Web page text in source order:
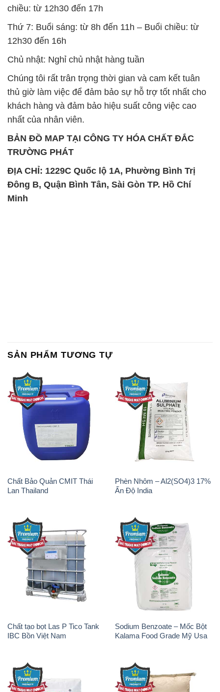
chiều: từ 12h30 đến 17h
Thứ 7: Buổi sáng: từ 8h đến 11h – Buổi chiều: từ
12h30 đến 16h
Chủ nhật: Nghỉ chủ nhật hàng tuần
Chúng tôi rất trân trọng thời gian và cam kết tuân
thủ giờ làm việc để đảm bảo sự hỗ trợ tốt nhất cho
khách hàng và đảm bảo hiệu suất công việc cao
nhất của nhân viên.
BẢN ĐỒ MAP TẠI CÔNG TY HÓA CHẤT ĐẮC
TRƯỜNG PHÁT
ĐỊA CHỈ: 1229C Quốc lộ 1A, Phường Bình Trị
Đông B, Quận Bình Tân, Sài Gòn TP. Hồ Chí
Minh
SẢN PHẨM TƯƠNG TỰ
Chất Bảo Quản CMIT Thái
Lan Thailand
Phèn Nhôm – Al2(SO4)3 17%
Ấn Độ India
Chất tạo bọt Las P Tico Tank
IBC Bồn Việt Nam
Sodium Benzoate – Mốc Bột
Kalama Food Grade Mỹ Usa